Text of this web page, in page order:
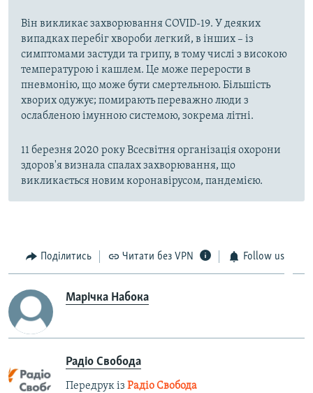
Він викликає захворювання COVID-19. У деяких
випадках перебіг хвороби легкий, в інших – із
симптомами застуди та грипу, в тому числі з високою
температурою і кашлем. Це може перерости в
пневмонію, що може бути смертельною. Більшість
хворих одужує; помирають переважно люди з
ослабленою імунною системою, зокрема літні.
11 березня 2020 року Всесвітня організація охорони
здоров'я визнала спалах захворювання, що
викликається новим коронавірусом, пандемією.
Поділитись Читати без VPN Follow us
Марічка Набока
Радіо Свобода
Передрук із Радіо Свобода